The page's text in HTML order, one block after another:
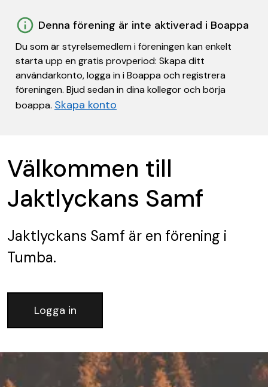
Denna förening är inte aktiverad i Boappa
Du som är styrelsemedlem i föreningen kan enkelt
starta upp en gratis provperiod: Skapa ditt
användarkonto, logga in i Boappa och registrera
föreningen. Bjud sedan in dina kollegor och börja
boappa. Skapa konto
Välkommen till
Jaktlyckans Samf
Jaktlyckans Samf är en förening i
Tumba.
Logga in